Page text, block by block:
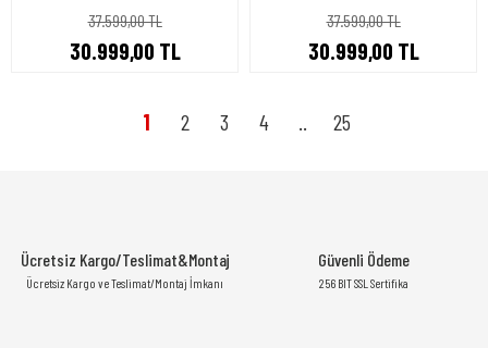
37.599,00 TL
30.999,00 TL
37.599,00 TL
30.999,00 TL
1 2 3 4 .. 25
Ücretsiz Kargo/Teslimat&Montaj
Ücretsiz Kargo ve Teslimat/Montaj İmkanı
Güvenli Ödeme
256 BIT SSL Sertifika